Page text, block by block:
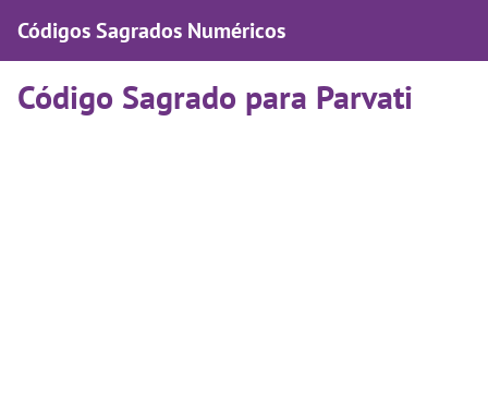
Códigos Sagrados Numéricos
Código Sagrado para Parvati